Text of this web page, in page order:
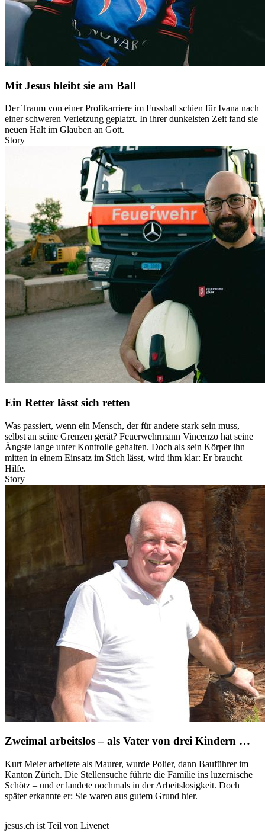
Mit Jesus bleibt sie am Ball
Der Traum von einer Profikarriere im Fussball schien für Ivana nach
einer schweren Verletzung geplatzt. In ihrer dunkelsten Zeit fand sie
neuen Halt im Glauben an Gott.
Story
Ein Retter lässt sich retten
Was passiert, wenn ein Mensch, der für andere stark sein muss,
selbst an seine Grenzen gerät? Feuerwehrmann Vincenzo hat seine
Ängste lange unter Kontrolle gehalten. Doch als sein Körper ihn
mitten in einem Einsatz im Stich lässt, wird ihm klar: Er braucht
Hilfe.
Story
Zweimal arbeitslos – als Vater von drei Kindern …
Kurt Meier arbeitete als Maurer, wurde Polier, dann Bauführer im
Kanton Zürich. Die Stellensuche führte die Familie ins luzernische
Schötz – und er landete nochmals in der Arbeitslosigkeit. Doch
später erkannte er: Sie waren aus gutem Grund hier.
jesus.ch ist Teil von Livenet